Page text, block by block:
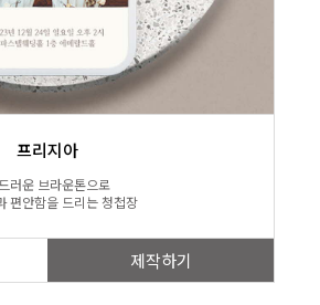
프리지아
러운 브라운톤으로
편안함을 드리는 청첩장
제작하기